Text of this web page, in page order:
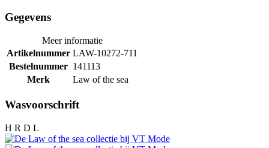
Gegevens
Meer informatie
Artikelnummer LAW-10272-711
Bestelnummer 141113
Merk
Law of the sea
Wasvoorschrift
H R D L